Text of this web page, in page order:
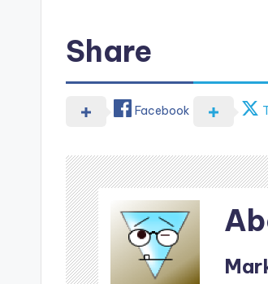
Share
Facebook